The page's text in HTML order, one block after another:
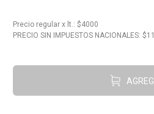
Precio regular x lt. : $4000
PRECIO SIN IMPUESTOS NACIONALES: $
. Carne